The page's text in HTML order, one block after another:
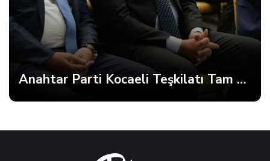
Anahtar Parti Kocaeli Teşkilatı Tam Kadro Toplandı